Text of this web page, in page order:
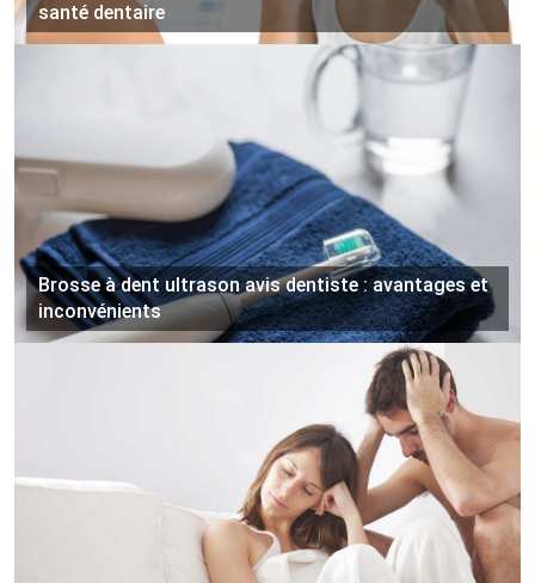
santé dentaire
Brosse à dent ultrason avis dentiste : avantages et
inconvénients